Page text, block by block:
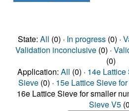
State: All (0) · In progress(0) ·
Validation inconclusive(0) ·
(0)
Application: All (0) · 14e Lattice
Sieve (0) · 15e Lattice Sieve
16e Lattice Sieve for smaller
Sieve V5